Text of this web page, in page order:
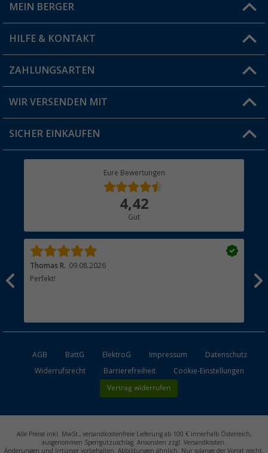
Filiale finden
MEIN BERGER
Vorteilskarte
Blog
Jobs & Karriere
HILFE & KONTAKT
FAQ & Kontakt
Versandinformationen
Rücksendung
ZAHLUNGSARTEN
WIR VERSENDEN MIT
SICHER EINKAUFEN
Eure Bewertungen
4,42
Gut
Thomas R. 09.08.2026
Perfekt!
AGB BattG ElektroG Impressum
Datenschutz
Widerrufsrecht
Barrierefreiheit Cookie-Einstellungen
Vertrag widerrufen
Alle Preise inkl. MwSt., versandkostenfreie Lieferung ab 100 € innerhalb Österreich,
ausgenommen Sperrgutzuschlag. Ansonsten zzgl. Versandkosten.
Änderungen und Irrtümer vorbehalten. Abbildungen ähnlich. Nur solange der Vorrat reicht.